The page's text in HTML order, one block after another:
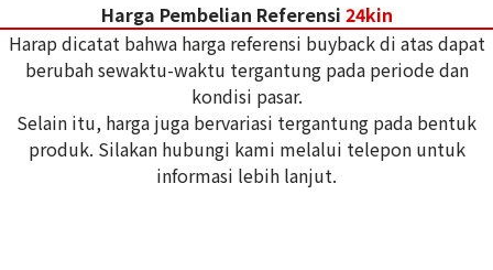
Harga Pembelian Referensi 24kin
Harap dicatat bahwa harga referensi buyback di atas dapat
berubah sewaktu-waktu tergantung pada periode dan
kondisi pasar.
Selain itu, harga juga bervariasi tergantung pada bentuk
produk. Silakan hubungi kami melalui telepon untuk
informasi lebih lanjut.